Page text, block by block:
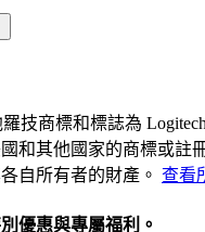
技商標和標誌為
和其他國家的商標或註
自所有者的財產。 查看
優惠與專屬福利。